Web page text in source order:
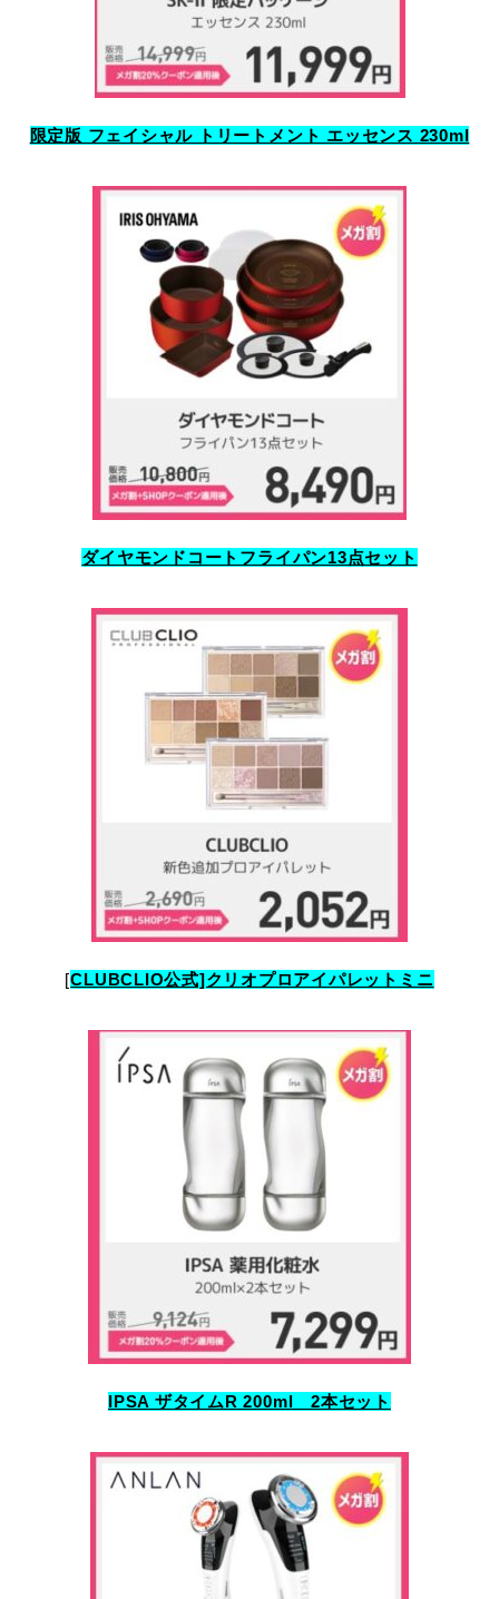
限定版 フェイシャル トリートメント エッセンス 230ml
ダイヤモンドコートフライパン13点セット
[CLUBCLIO公式]クリオプロアイパレットミニ
IPSA ザタイムR 200ml 2本セット